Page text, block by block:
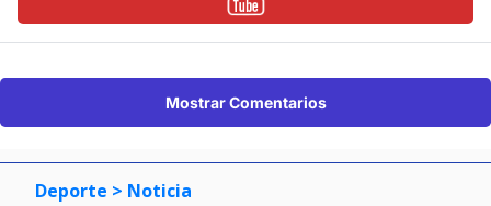
Mostrar Comentarios
Deporte > Noticia